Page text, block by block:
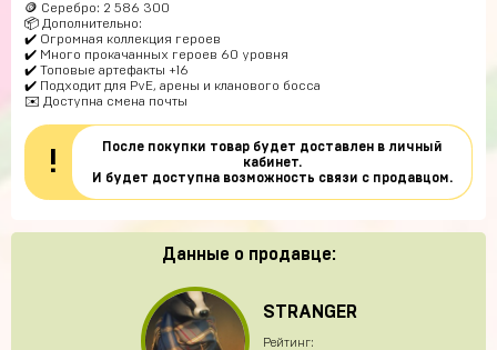
🪙 Серебро: 2 586 300
📦 Дополнительно:
✔️ Огромная коллекция героев
✔️ Много прокачанных героев 60 уровня
✔️ Топовые артефакты +16
✔️ Подходит для PvE, арены и кланового босса
✉️ Доступна смена почты
!
После покупки товар будет доставлен в личный
кабинет.
И будет доступна возможность связи с продавцом.
Данные о продавце:
STRANGER
Рейтинг: